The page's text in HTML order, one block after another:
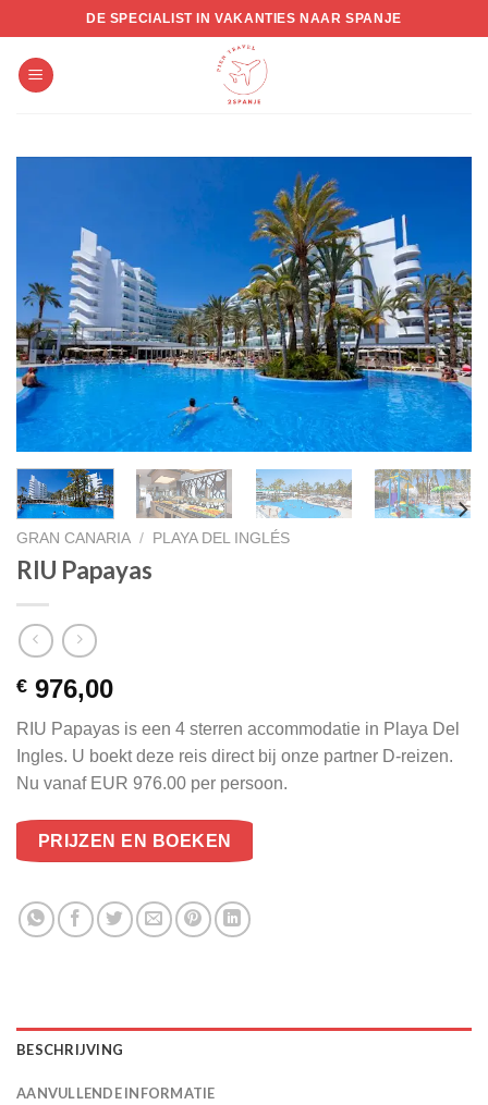
to
content
DE SPECIALIST IN VAKANTIES NAAR SPANJE
GRAN CANARIA / PLAYA DEL INGLÉS
RIU Papayas
€ 976,00
RIU Papayas is een 4 sterren accommodatie in Playa Del
Ingles. U boekt deze reis direct bij onze partner D-reizen.
Nu vanaf EUR 976.00 per persoon.
PRIJZEN EN BOEKEN
BESCHRIJVING
AANVULLENDE INFORMATIE